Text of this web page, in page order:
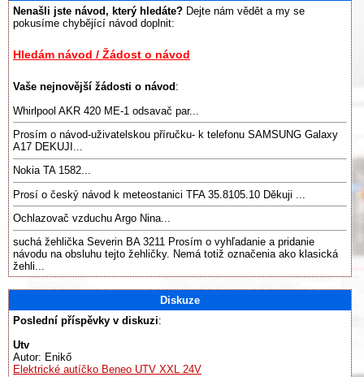
Nenašli jste návod, který hledáte? Dejte nám vědět a my se
pokusíme chybějící návod doplnit:
Hledám návod / Žádost o návod
Vaše nejnovější žádosti o návod :
Whirlpool AKR 420 ME-1 odsavač par...
Prosím o návod-uživatelskou příručku- k telefonu SAMSUNG Galaxy
A17 DEKUJI...
Nokia TA 1582...
Prosí o český návod k meteostanici TFA 35.8105.10 Děkuji ...
Ochlazovač vzduchu Argo Nina...
suchá žehlička Severin BA 3211 Prosím o vyhľadanie a pridanie
návodu na obsluhu tejto žehličky. Nemá totiž označenia ako klasická
žehli...
Diskuze
Poslední příspěvky v diskuzi:
Utv
Autor: Enikő
Elektrické autíčko Beneo UTV XXL 24V